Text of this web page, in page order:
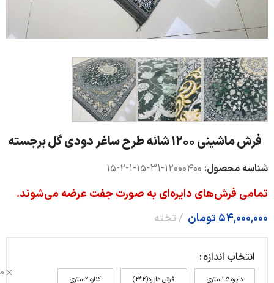
فرش ماشینی ۱۲۰۰ شانه طرح ساغر دودی گل برجسته
شناسه محصول: 12000400-31-15-1-2-15
تمامی فرش‌های دایره‌ای به صورت جفت عرضه می‌شوند.
54,000,000 تومان تخته
انتخاب اندازه
دایره 1.5 متری فرش دایره(2*2) کناره 2 متری